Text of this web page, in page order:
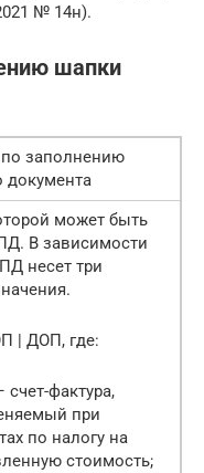
№ 14н).
шапки
заполнению
документа
может быть
В зависимости
несет три
| ДОП, где:
фактура,
при
по налогу на
стоимость;